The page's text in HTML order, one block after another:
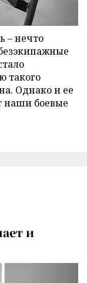
– нечто
такого
Однако и ее
наши боевые
и